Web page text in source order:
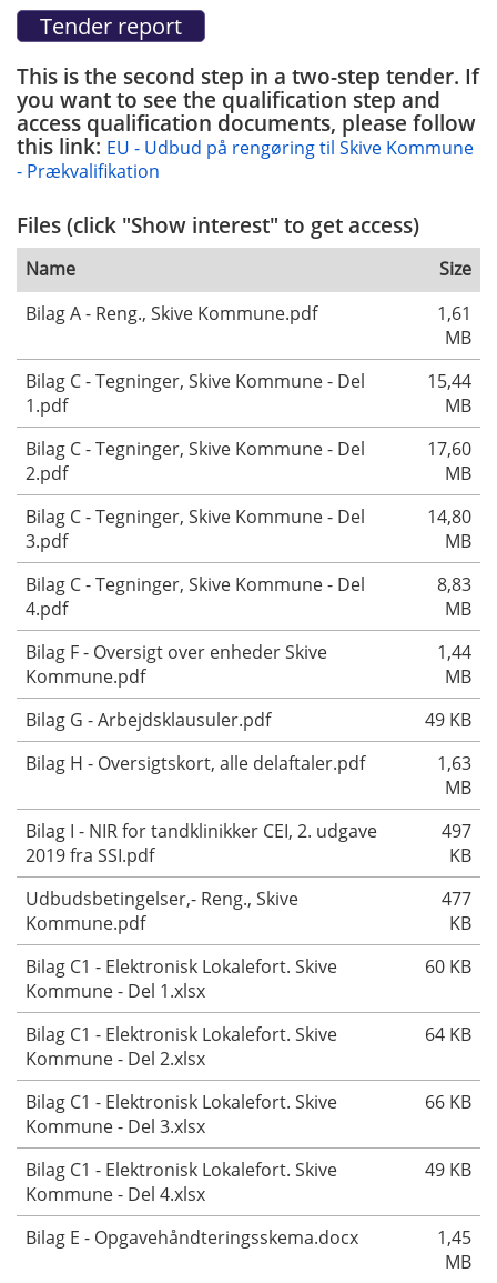
This is the second step in a two-step tender. If
you want to see the qualification step and
access qualification documents, please follow
this link: EU - Udbud på rengøring til Skive Kommune
- Prækvalifikation
Files (click "Show interest" to get access)
Name
Size
Bilag A - Reng., Skive Kommune.pdf
1,61
MB
Bilag C - Tegninger, Skive Kommune - Del
1.pdf
15,44
MB
Bilag C - Tegninger, Skive Kommune - Del
2.pdf
17,60
MB
Bilag C - Tegninger, Skive Kommune - Del
3.pdf
14,80
MB
Bilag C - Tegninger, Skive Kommune - Del
4.pdf
8,83
MB
Bilag F - Oversigt over enheder Skive
Kommune.pdf
1,44
MB
Bilag G - Arbejdsklausuler.pdf
49 KB
Bilag H - Oversigtskort, alle delaftaler.pdf
1,63
MB
Bilag I - NIR for tandklinikker CEI, 2. udgave
2019 fra SSI.pdf
497
KB
Udbudsbetingelser,- Reng., Skive
Kommune.pdf
477
KB
Bilag C1 - Elektronisk Lokalefort. Skive
Kommune - Del 1.xlsx
60 KB
Bilag C1 - Elektronisk Lokalefort. Skive
Kommune - Del 2.xlsx
64 KB
Bilag C1 - Elektronisk Lokalefort. Skive
Kommune - Del 3.xlsx
66 KB
Bilag C1 - Elektronisk Lokalefort. Skive
Kommune - Del 4.xlsx
49 KB
Bilag E - Opgavehåndteringsskema.docx
1,45
MB